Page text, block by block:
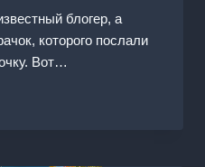
блогер, а
которого послали
Вот…